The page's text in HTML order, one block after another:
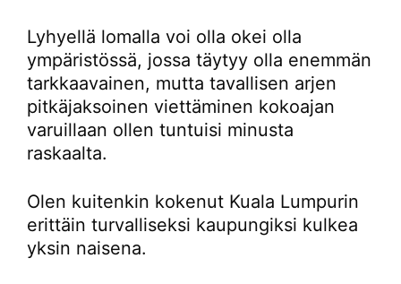
Lyhyellä lomalla voi olla okei olla
ympäristössä, jossa täytyy olla enemmän
tarkkaavainen, mutta tavallisen arjen
pitkäjaksoinen viettäminen kokoajan
varuillaan ollen tuntuisi minusta
raskaalta.
Olen kuitenkin kokenut Kuala Lumpurin
erittäin turvalliseksi kaupungiksi kulkea
yksin naisena.